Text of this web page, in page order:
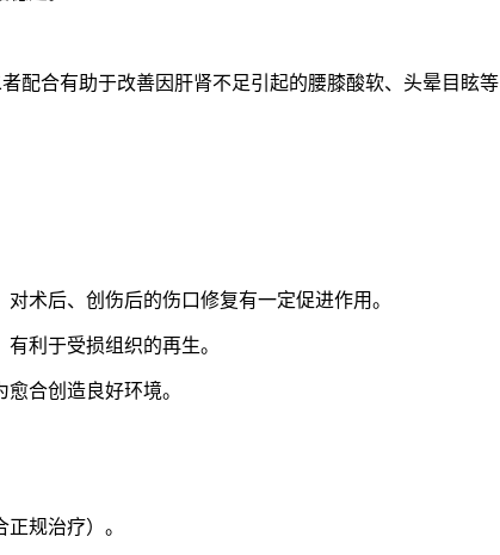
配合有助于改善因肝肾不足引起的腰膝酸软、头晕目眩等
对术后、创伤后的伤口修复有一定促进作用。
有利于受损组织的再生。
合创造良好环境。
规治疗）。